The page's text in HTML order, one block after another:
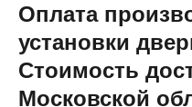
Оплата
установки
Стоимость
Московской